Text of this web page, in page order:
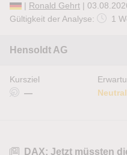
| Ronald Gehrt |
Gültigkeit der Analyse:
1
Hensoldt AG
Kursziel
—
Neutral
DAX: Jetzt müssten